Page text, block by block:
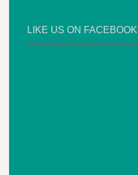
LIKE US ON FACEBOOK